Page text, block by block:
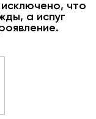
что
а испуг